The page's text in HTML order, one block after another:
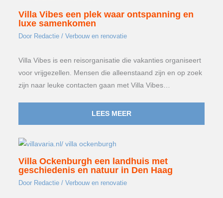
Villa Vibes een plek waar ontspanning en
luxe samenkomen
Door Redactie / Verbouw en renovatie
Villa Vibes is een reisorganisatie die vakanties organiseert
voor vrijgezellen. Mensen die alleenstaand zijn en op zoek
zijn naar leuke contacten gaan met Villa Vibes…
LEES MEER
Villa Ockenburgh een landhuis met
geschiedenis en natuur in Den Haag
Door Redactie / Verbouw en renovatie